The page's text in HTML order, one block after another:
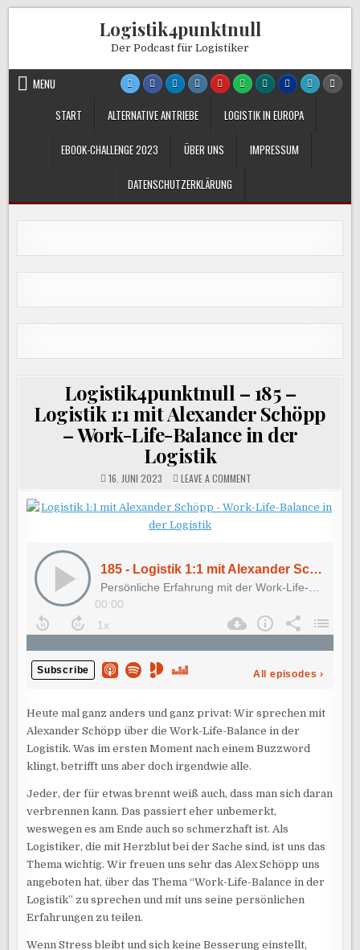
Logistik4punktnull
Der Podcast für Logistiker
MENU
START
ALTERNATIVE ANTRIEBE LOGISTIK IN EUROPA
EBOOK-CHALLENGE 2023 ÜBER UNS IMPRESSUM
DATENSCHUTZERKLÄRUNG
Logistik4punktnull – 185 –
Logistik 1:1 mit Alexander Schöpp
– Work-Life-Balance in der
Logistik
16. JUNI 2023 LEAVE A COMMENT
185
–
SCHÖPP
–
WORK-
LIFE-
DER
LOGISTIK
Heute mal ganz anders und ganz privat: Wir sprechen mit
Alexander Schöpp über die Work-Life-Balance in der
Logistik. Was im ersten Moment nach einem Buzzword
klingt, betrifft uns aber doch irgendwie alle.
Jeder, der für etwas brennt weiß auch, dass man sich daran
verbrennen kann. Das passiert eher unbemerkt,
weswegen es am Ende auch so schmerzhaft ist. Als
Logistiker, die mit Herzblut bei der Sache sind, ist uns das
Thema wichtig. Wir freuen uns sehr das Alex Schöpp uns
angeboten hat, über das Thema “Work-Life-Balance in der
Logistik” zu sprechen und mit uns seine persönlichen
Erfahrungen zu teilen.
Wenn Stress bleibt und sich keine Besserung einstellt,